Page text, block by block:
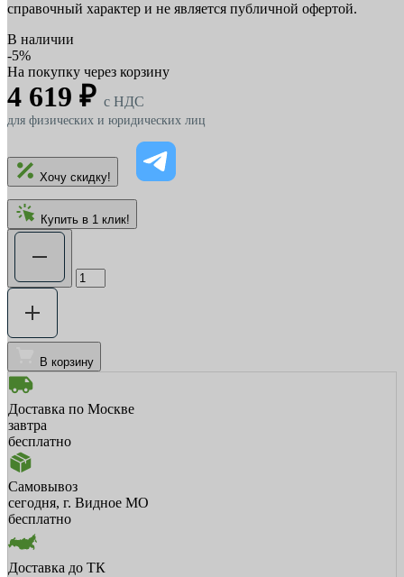
справочный характер и не является публичной офертой.
В наличии
-5%
На покупку через корзину
4 619 ₽ c НДС
для физических и юридических лиц
Хочу скидку!
Купить в 1 клик!
В корзину
Доставка по Москве
завтра
бесплатно
Самовывоз
сегодня, г. Видное МО
бесплатно
Доставка до ТК